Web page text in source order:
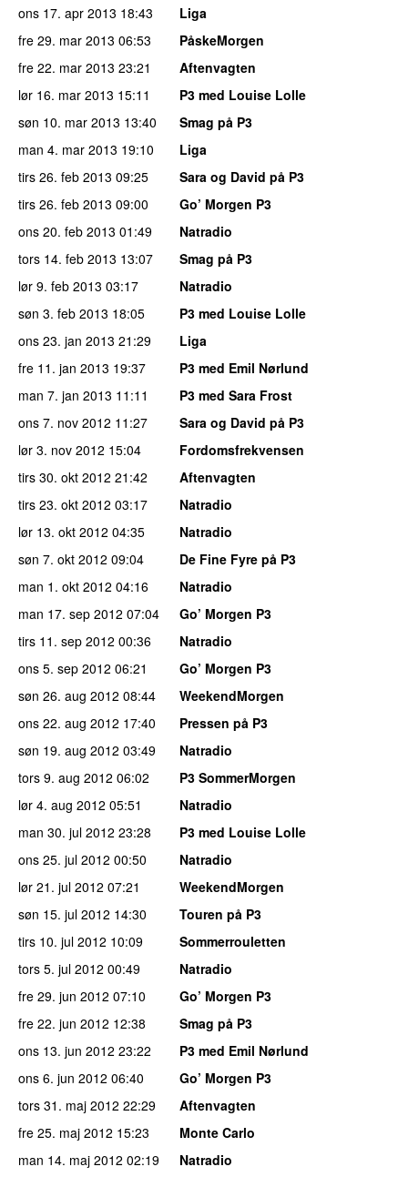
ons 17. apr 2013 18:43
Liga
fre 29. mar 2013 06:53
PåskeMorgen
fre 22. mar 2013 23:21
Aftenvagten
lør 16. mar 2013 15:11
P3 med Louise Lolle
søn 10. mar 2013 13:40
Smag på P3
man 4. mar 2013 19:10
Liga
tirs 26. feb 2013 09:25
Sara og David på P3
tirs 26. feb 2013 09:00
Go’ Morgen P3
ons 20. feb 2013 01:49
Natradio
tors 14. feb 2013 13:07
Smag på P3
lør 9. feb 2013 03:17
Natradio
søn 3. feb 2013 18:05
P3 med Louise Lolle
ons 23. jan 2013 21:29
Liga
fre 11. jan 2013 19:37
P3 med Emil Nørlund
man 7. jan 2013 11:11
P3 med Sara Frost
ons 7. nov 2012 11:27
Sara og David på P3
lør 3. nov 2012 15:04
Fordomsfrekvensen
tirs 30. okt 2012 21:42
Aftenvagten
tirs 23. okt 2012 03:17
Natradio
lør 13. okt 2012 04:35
Natradio
søn 7. okt 2012 09:04
De Fine Fyre på P3
man 1. okt 2012 04:16
Natradio
man 17. sep 2012 07:04
Go’ Morgen P3
tirs 11. sep 2012 00:36
Natradio
ons 5. sep 2012 06:21
Go’ Morgen P3
søn 26. aug 2012 08:44
WeekendMorgen
ons 22. aug 2012 17:40
Pressen på P3
søn 19. aug 2012 03:49
Natradio
tors 9. aug 2012 06:02
P3 SommerMorgen
lør 4. aug 2012 05:51
Natradio
man 30. jul 2012 23:28
P3 med Louise Lolle
ons 25. jul 2012 00:50
Natradio
lør 21. jul 2012 07:21
WeekendMorgen
søn 15. jul 2012 14:30
Touren på P3
tirs 10. jul 2012 10:09
Sommerrouletten
tors 5. jul 2012 00:49
Natradio
fre 29. jun 2012 07:10
Go’ Morgen P3
fre 22. jun 2012 12:38
Smag på P3
ons 13. jun 2012 23:22
P3 med Emil Nørlund
ons 6. jun 2012 06:40
Go’ Morgen P3
tors 31. maj 2012 22:29
Aftenvagten
fre 25. maj 2012 15:23
Monte Carlo
man 14. maj 2012 02:19
Natradio